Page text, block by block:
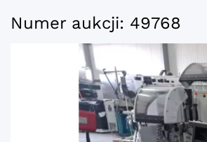
Numer aukcji: 49768